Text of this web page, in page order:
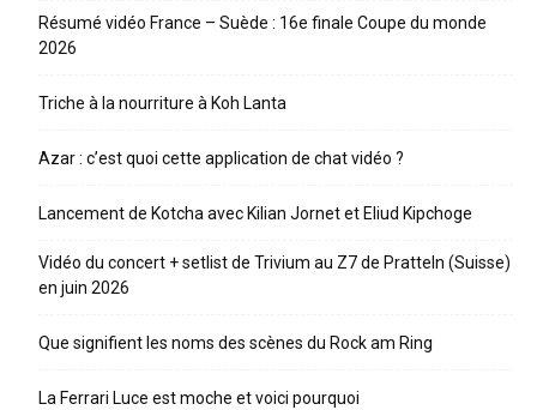
Résumé vidéo France – Suède : 16e finale Coupe du monde
2026
Triche à la nourriture à Koh Lanta
Azar : c’est quoi cette application de chat vidéo ?
Lancement de Kotcha avec Kilian Jornet et Eliud Kipchoge
Vidéo du concert + setlist de Trivium au Z7 de Pratteln (Suisse)
en juin 2026
Que signifient les noms des scènes du Rock am Ring
La Ferrari Luce est moche et voici pourquoi